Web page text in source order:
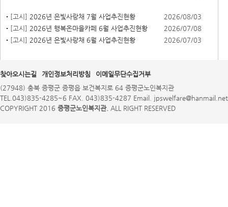
[고시] 2026년 은빛사랑채 7월 사업추진현황
2026/08/03
[고시] 2026년 행복온마을카페 6월 사업추진현황
2026/07/08
[고시] 2026년 은빛사랑채 6월 사업추진현황 2026/07/03
찾아오시는길 개인정보처리방침
이메일무단수집거부
(27948) 충북 증평군 증평읍 보건복지로 64 증평군노인복지관
TEL.043)835-4285~6 FAX. 043)835-4287 Email. jpswelfare@hanmail.net
COPYRIGHT 2016 증평군노인복지관. ALL RIGHT RESERVED